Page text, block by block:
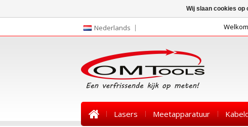
Nederlands
Lasers Meetapparatuur
Wij slaan cookies op